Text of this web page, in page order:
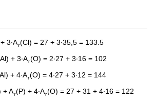
3∙Ar(Cl) = 27 + 3∙35,5 = 133.5
+ 3∙Ar(O) = 2∙27 + 3∙16 = 102
+ 4∙Ar(O) = 4∙27 + 3∙12 = 144
+ Ar(P) + 4∙Ar(O) = 27 + 31 + 4∙16 = 122